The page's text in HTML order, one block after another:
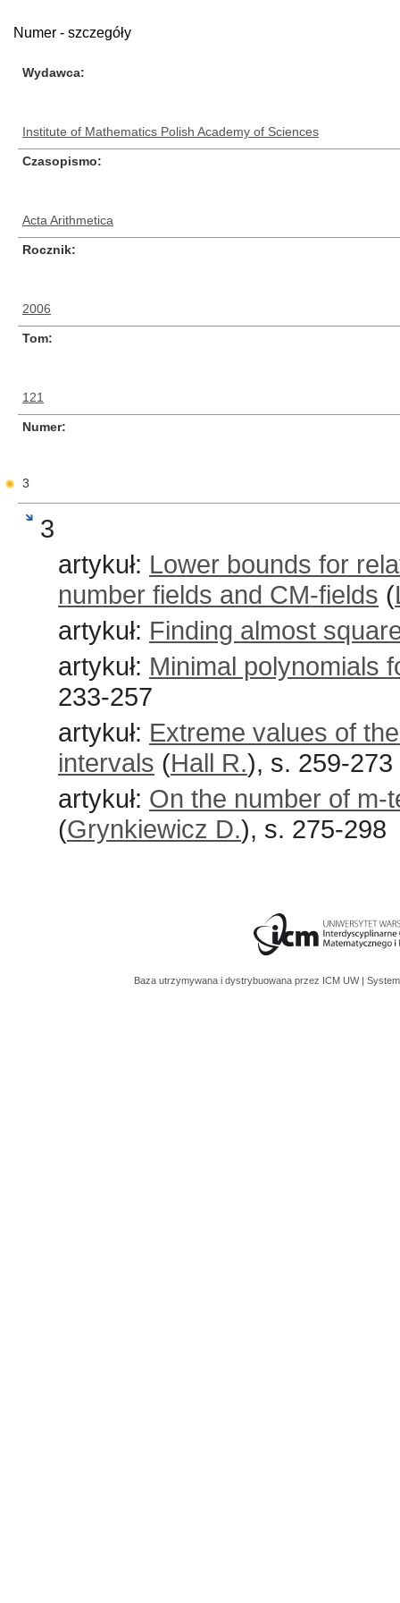
Numer - szczegóły
Wydawca
Institute of Mathematics Polish Academy of Sciences
Czasopismo
Acta Arithmetica
Rocznik
2006
Tom
121
Numer
3
3
artykuł: Lower bounds for
number fields and CM-fields (
artykuł: Finding almost
artykuł: Minimal polynomials
233-257
artykuł: Extreme values of
intervals (Hall R.), s. 259-273
artykuł: On the number of
(Grynkiewicz D.), s. 275-298
Baza utrzymywana i dystrybuowana przez ICM UW |